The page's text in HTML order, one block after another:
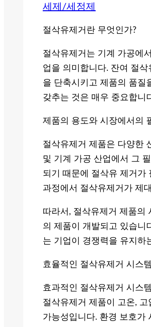
세제/세정제
절삭유제거란 무엇인가?
절삭유제거는 기계 가공에
업을 의미합니다. 잔여 절
을 단축시키고 제품의 품질
갖추는 것은 매우 중요합니
제품의 용도와 시장에서의
절삭유제거 제품은 다양한
및 기계 가공 산업에서 그
되기 때문에 절삭유 제거가
과정에서 절삭유제거가 제
따라서, 절삭유제거 제품의
의 제품이 개발되고 있습니
는 기업이 경쟁력을 유지하
효율적인 절삭유제거 시스
효과적인 절삭유제거 시스
절삭유제거 제품이 고온,
가능성입니다. 환경 보호가